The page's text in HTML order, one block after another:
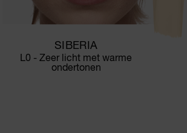
SIBERIA
L0 - Zeer licht met warme
ondertonen